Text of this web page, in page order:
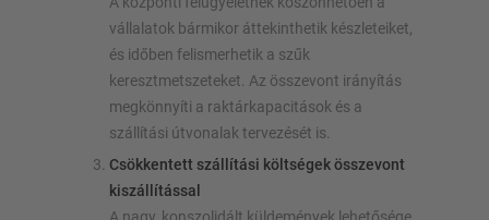
vállalatok bármikor áttekinthetik készleteiket,
és időben felismerhetik a szűk
keresztmetszeteket. Az összevont irányítás
megkönnyíti a raktárkapacitások és a
szállítási útvonalak tervezését is.
Csökkentett szállítási költségek összevont
kiszállítással